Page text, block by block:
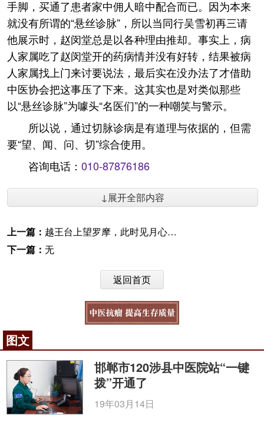
手脚，买通了患者家中佣人暗中配合而已。因为本来
就没有所谓的“悬丝诊脉”，所以当同行吴雪初再三请
他展示时，赵闵堂总是以各种理由推却。事实上，病
人家属吃了赵闵堂开的药病情并没有好转，结果被病
人家属找上门来讨要说法，最后实在没办法了才借助
中医协会把这事压了下来。这其实也是对类似那些
以“悬丝诊脉”为噱头“名医们”的一种嘲笑与警示。
所以说，通过切脉诊病是有道理与依据的，但需
要“望、闻、问、切”综合使用。
咨询电话： 010-87876186
↓展开全部内容
上一篇： 越王台上望罗摩，此时见月心应绝
下一篇： 无
返回首页
图文
邯郸市120涉县中医院站“一键
拨”开通了
19年03月14日